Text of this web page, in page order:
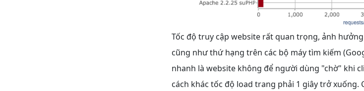
Tốc độ truy cập website rất quan trọng, ảnh
cũng như thứ hạng trên các bộ máy tìm kiếm
nhanh là website không để người dùng "chờ" khi
cách khác tốc độ load trang phải 1 giây trở xuống.